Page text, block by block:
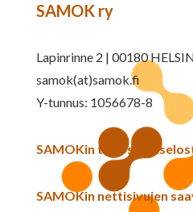
SAMOK ry
Lapinrinne 2 | 00180
samok(at)samok.fi
Y-tunnus: 1056678-8
SAMOKin
SAMOKin nettisivujen